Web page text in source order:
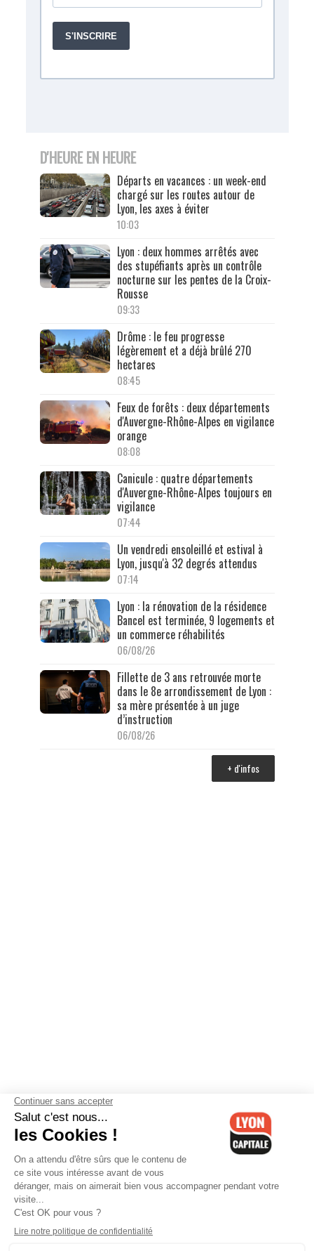
D'HEURE EN HEURE
Départs en vacances : un week-end
chargé sur les routes autour de
Lyon, les axes à éviter
10:03
Lyon : deux hommes arrêtés avec
des stupéfiants après un contrôle
nocturne sur les pentes de la Croix-
Rousse
09:33
Drôme : le feu progresse
légèrement et a déjà brûlé 270
hectares
08:45
Feux de forêts : deux départements
d'Auvergne-Rhône-Alpes en vigilance
orange
08:08
Canicule : quatre départements
d'Auvergne-Rhône-Alpes toujours en
vigilance
07:44
Un vendredi ensoleillé et estival à
Lyon, jusqu'à 32 degrés attendus
07:14
Lyon : la rénovation de la résidence
Bancel est terminée, 9 logements et
un commerce réhabilités
06/08/26
Fillette de 3 ans retrouvée morte
dans le 8e arrondissement de Lyon :
sa mère présentée à un juge
d’instruction
06/08/26
+ d'infos